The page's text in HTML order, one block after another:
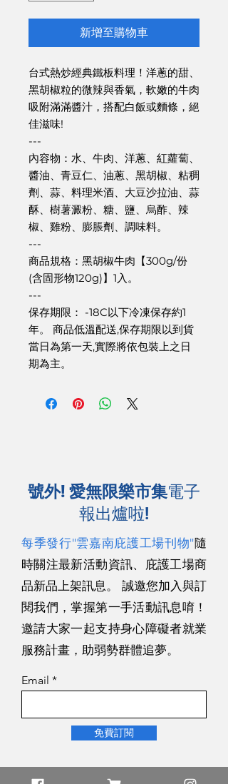
新增至購物車
台式熱炒經典鐵板料理！洋蔥的甜、
黑胡椒粒的微辣與香氣，軟嫩的牛肉
吸附滿滿醬汁，搭配白飯或麵條，絕
佳滋味!
---
內容物：水、牛肉、洋蔥、紅蘿蔔、
醬油、青豆仁、油蔥、黑胡椒、粘稠
劑、蒜、料理米酒、大豆沙拉油、蒜
酥、樹薯澱粉、糖、鹽、烏酢、辣
椒、雞粉、膨脹劑、調味料。
---
商品規格：黑胡椒牛肉【300g/份
(含固形物120g)】1入。
---
保存期限： -18C以下冷凍保存約1
年。 商品低溫配送,保存期限以到貨
當日為第一天,實際將依包裝上之日
期為主。
號外! 愛無限樂市集電子
報出爐啦!
每季發行"雲嘉南庇護工場刊物"隨
時關注最新活動資訊、庇護工場商
品新品上架訊息。 誠邀您加入與訂
閱我們，掌握第一手活動訊息唷！
邀請大家一起支持身心障礙者就業
服務計畫，助弱勢群體追夢。
Email
免費訂閱